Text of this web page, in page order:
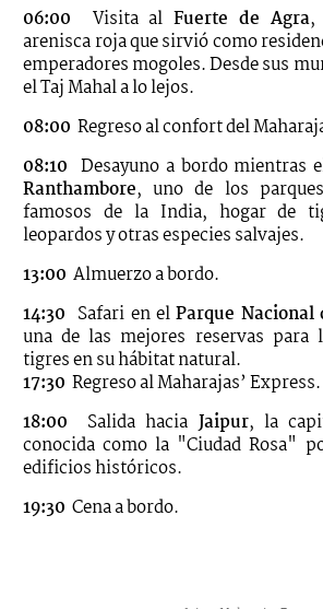
06:00 Visita alFuerte de Agra,
arenisca roja que sirvió como
emperadores mogoles. Desde sus
el Taj Mahal a lo lejos.
08:00 Regreso al confort del
08:10 Desayuno a bordo mientras
Ranthambore, uno de los
famosos de la India, hogar de
leopardos y otras especies salvajes.
13:00 Almuerzo a bordo.
14:30 Safari en elParque Nacional
una de las mejores reservas para
tigres en su hábitat natural.
17:30 Regreso al Maharajas’ Express.
18:00 Salida hacia Jaipur, la
conocida como la "Ciudad Rosa"
edificios históricos.
19:30Cena a bordo.